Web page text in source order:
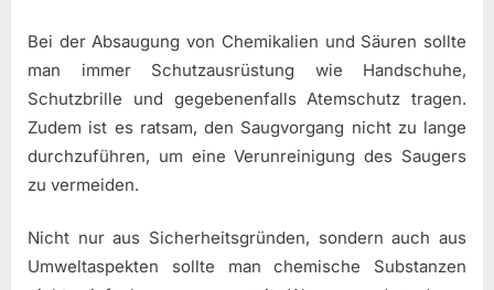
Bei der Absaugung von Chemikalien und Säuren sollte
man immer Schutzausrüstung wie Handschuhe,
Schutzbrille und gegebenenfalls Atemschutz tragen.
Zudem ist es ratsam, den Saugvorgang nicht zu lange
durchzuführen, um eine Verunreinigung des Saugers
zu vermeiden.
Nicht nur aus Sicherheitsgründen, sondern auch aus
Umweltaspekten sollte man chemische Substanzen